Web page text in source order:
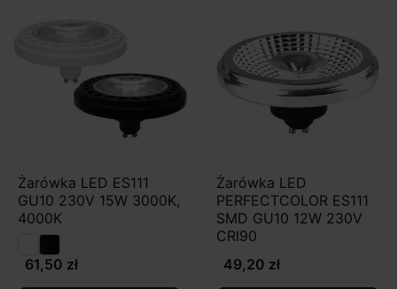
Żarówka LED ES111
GU10 230V 15W 3000K,
4000K
61,50 zł
Żarówka LED
PERFECTCOLOR ES111
SMD GU10 12W 230V
CRI90
49,20 zł